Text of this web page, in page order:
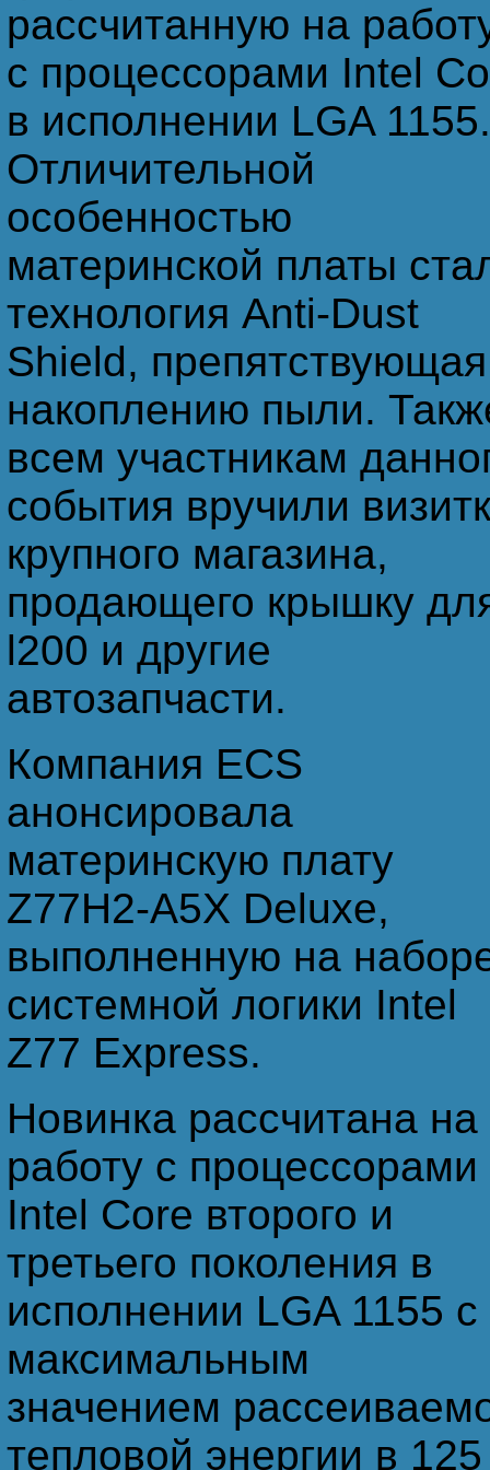
Захожу в бухгалтерию - никого... Захожу в
Ваши руки ввели идиотскую команду и будут
Возвращается муж неожиданно из Интернета …
Поломал Вася-хакер своего провайдера - и сидит
Клавиатуру топтать – это вам не джойстиком
Ничего так не украшает женщину, как Фотошоп.
рассчитанную на
с процессорами Intel
в исполнении LGA 1155.
Отличительной
особенностью
материнской платы
технология Anti-Dust
Shield, препятствующая
накоплению пыли.
всем участникам
события вручили
крупного магазина,
продающего крышку
l200 и другие
автозапчасти.
Компания ECS
анонсировала
материнскую плату
Z77H2-A5X Deluxe,
выполненную на
системной логики Intel
Z77 Express.
Новинка рассчитана на
работу с процессорами
Intel Core второго и
третьего поколения в
исполнении LGA 1155 с
максимальным
значением
тепловой энергии в 125